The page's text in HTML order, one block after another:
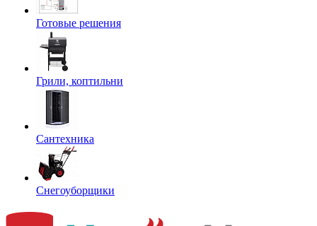
Готовые решения
Грили, коптильни
Сантехника
Снегоуборщики